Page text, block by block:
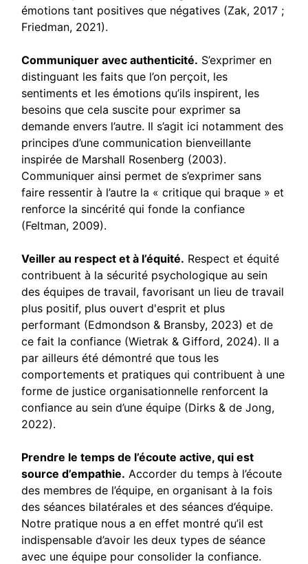
émotions tant positives que négatives (Zak, 2017 ;
Friedman, 2021).
Communiquer avec authenticité. S’exprimer en
distinguant les faits que l’on perçoit, les
sentiments et les émotions qu’ils inspirent, les
besoins que cela suscite pour exprimer sa
demande envers l’autre. Il s’agit ici notamment des
principes d’une communication bienveillante
inspirée de Marshall Rosenberg (2003).
Communiquer ainsi permet de s’exprimer sans
faire ressentir à l’autre la « critique qui braque » et
renforce la sincérité qui fonde la confiance
(Feltman, 2009).
Veiller au respect et à l’équité. Respect et équité
contribuent à la sécurité psychologique au sein
des équipes de travail, favorisant un lieu de travail
plus positif, plus ouvert d'esprit et plus
performant (Edmondson & Bransby, 2023) et de
ce fait la confiance (Wietrak & Gifford, 2024). Il a
par ailleurs été démontré que tous les
comportements et pratiques qui contribuent à une
forme de justice organisationnelle renforcent la
confiance au sein d’une équipe (Dirks & de Jong,
2022).
Prendre le temps de l’écoute active, qui est
source d’empathie. Accorder du temps à l’écoute
des membres de l’équipe, en organisant à la fois
des séances bilatérales et des séances d’équipe.
Notre pratique nous a en effet montré qu’il est
indispensable d’avoir les deux types de séance
avec une équipe pour consolider la confiance.